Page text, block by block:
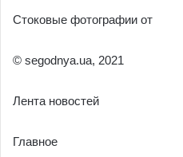
Стоковые фотографии от
© segodnya.ua, 2021
Лента новостей
Главное